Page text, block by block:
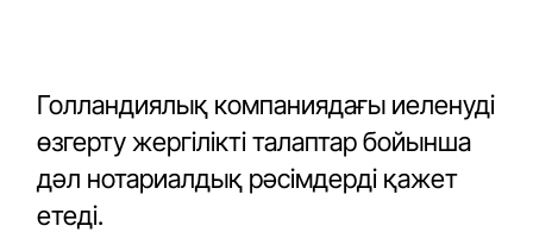
Голландиялық компаниядағы иеленуді
өзгерту жергілікті талаптар бойынша
дәл нотариалдық рәсімдерді қажет
етеді.